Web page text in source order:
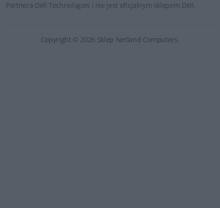
Partnera Dell Technologies i nie jest oficjalnym sklepem Dell.
Copyright © 2026 Sklep Netland Computers.